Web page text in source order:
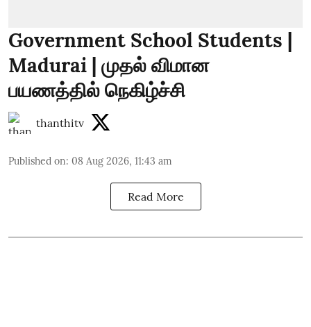
Government School Students |
Madurai | முதல் விமான
பயணத்தில் நெகிழ்ச்சி
thanthitv
Published on: 08 Aug 2026, 11:43 am
Read More